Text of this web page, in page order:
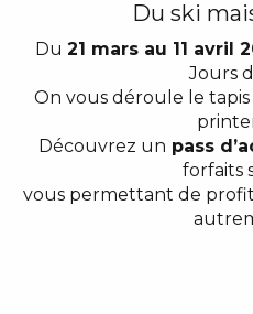
Du ski
Du 21 mars au 11 avril
Jours
On vous déroule le
Découvrez un pass
forfaits
vous permettant de